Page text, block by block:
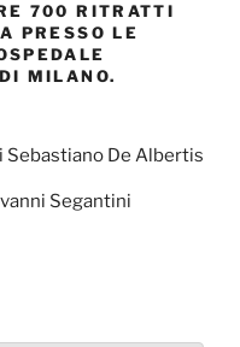
700 RITRATTI
PRESSO LE
MILANO.
Sebastiano De Albertis
Segantini